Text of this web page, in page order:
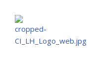
Zum
Inhalt